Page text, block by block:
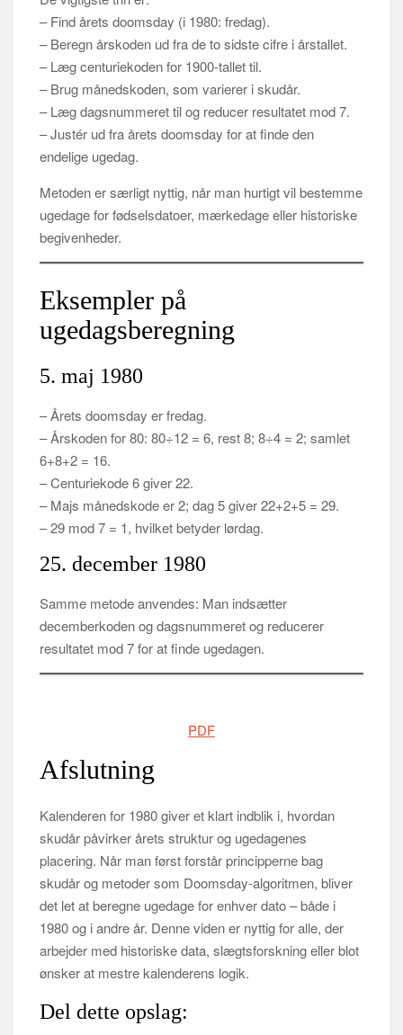
– Find årets doomsday (i 1980: fredag).
– Beregn årskoden ud fra de to sidste cifre i årstallet.
– Læg centuriekoden for 1900-tallet til.
– Brug månedskoden, som varierer i skudår.
– Læg dagsnummeret til og reducer resultatet mod 7.
– Justér ud fra årets doomsday for at finde den
endelige ugedag.
Metoden er særligt nyttig, når man hurtigt vil bestemme
ugedage for fødselsdatoer, mærkedage eller historiske
begivenheder.
Eksempler på
ugedagsberegning
5. maj 1980
– Årets doomsday er fredag.
– Årskoden for 80: 80÷12 = 6, rest 8; 8÷4 = 2; samlet
6+8+2 = 16.
– Centuriekode 6 giver 22.
– Majs månedskode er 2; dag 5 giver 22+2+5 = 29.
– 29 mod 7 = 1, hvilket betyder lørdag.
25. december 1980
Samme metode anvendes: Man indsætter
decemberkoden og dagsnummeret og reducerer
resultatet mod 7 for at finde ugedagen.
PDF
Afslutning
Kalenderen for 1980 giver et klart indblik i, hvordan
skudår påvirker årets struktur og ugedagenes
placering. Når man først forstår principperne bag
skudår og metoder som Doomsday-algoritmen, bliver
det let at beregne ugedage for enhver dato – både i
1980 og i andre år. Denne viden er nyttig for alle, der
arbejder med historiske data, slægtsforskning eller blot
ønsker at mestre kalenderens logik.
Del dette opslag: